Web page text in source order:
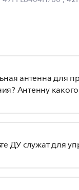
антенна для
Антенну
ДУ служат для